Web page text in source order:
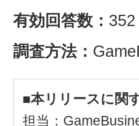
有効回答数： 352
調査方法：
■本リリースに関
担当：